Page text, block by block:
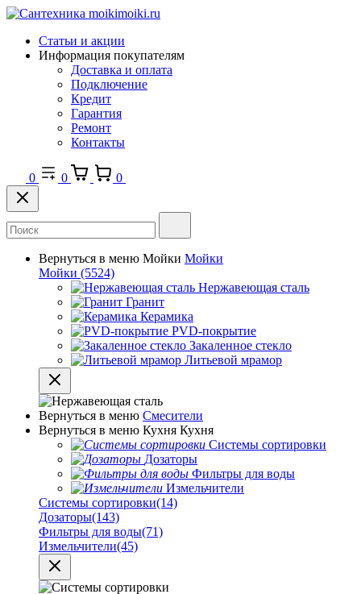
Статьи и акции
Информация покупателям
Доставка и оплата
Подключение
Кредит
Гарантия
Ремонт
Контакты
0 0 0
Вернуться в меню Мойки Мойки
Мойки (5524)
Нержавеющая сталь
Гранит
Керамика
PVD-покрытие
Закаленное стекло
Литьевой мрамор
Вернуться в меню Смесители
Вернуться в меню Кухня Кухня
Системы сортировки
Дозаторы
Фильтры для воды
Измельчители
Системы сортировки(14)
Дозаторы(143)
Фильтры для воды(71)
Измельчители(45)